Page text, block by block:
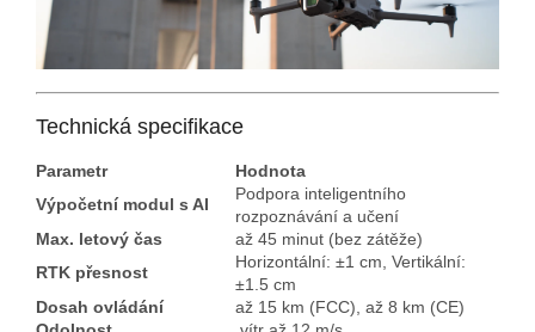
Technická specifikace
Parametr
Hodnota
Výpočetní modul s AI
Podpora inteligentního
rozpoznávání a učení
Max. letový čas
až 45 minut (bez zátěže)
RTK přesnost
Horizontální: ±1 cm, Vertikální:
±1.5 cm
Dosah ovládání
až 15 km (FCC), až 8 km (CE)